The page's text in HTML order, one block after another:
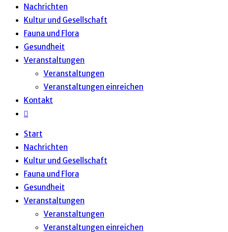
Nachrichten
Kultur und Gesellschaft
Fauna und Flora
Gesundheit
Veranstaltungen
Veranstaltungen
Veranstaltungen einreichen
Kontakt
Start
Nachrichten
Kultur und Gesellschaft
Fauna und Flora
Gesundheit
Veranstaltungen
Veranstaltungen
Veranstaltungen einreichen